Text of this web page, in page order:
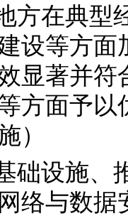
方在典型
设等方
显著并
方面予
）
础设施、
络与数